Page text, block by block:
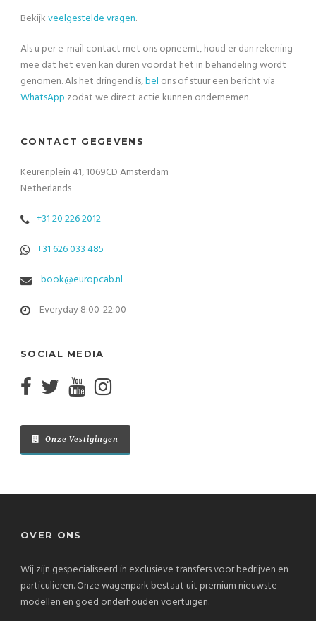
Bekijkveelgestelde vragen.
Als u per e-mail contact met ons opneemt, houd er dan rekening
mee dat het even kan duren voordat het in behandeling wordt
genomen. Als het dringend is,bel ons of stuur een bericht via
WhatsApp zodat we direct actie kunnen ondernemen.
CONTACT GEGEVENS
Keurenplein 41, 1069CD Amsterdam
Netherlands
+31 20 226 2012
+31 626 033 485
book@europcab.nl
Everyday 8:00-22:00
SOCIAL MEDIA
Onze Vestigingen
OVER ONS
Wij zijn gespecialiseerd in exclusieve transfers voor bedrijven en
particulieren. Onze wagenpark bestaat uit premium nieuwste
modellen en goed onderhouden voertuigen.